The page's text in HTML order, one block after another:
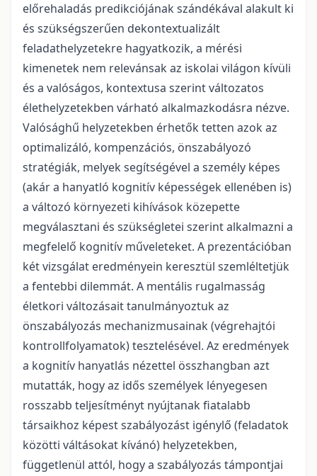
előrehaladás predikciójának szándékával alakult ki
és szükségszerűen dekontextualizált
feladathelyzetekre hagyatkozik, a mérési
kimenetek nem relevánsak az iskolai világon kívüli
és a valóságos, kontextusa szerint változatos
élethelyzetekben várható alkalmazkodásra nézve.
Valósághű helyzetekben érhetők tetten azok az
optimalizáló, kompenzációs, önszabályozó
stratégiák, melyek segítségével a személy képes
(akár a hanyatló kognitív képességek ellenében is)
a változó környezeti kihívások közepette
megválasztani és szükségletei szerint alkalmazni a
megfelelő kognitív műveleteket. A prezentációban
két vizsgálat eredményein keresztül szemléltetjük
a fentebbi dilemmát. A mentális rugalmasság
életkori változásait tanulmányoztuk az
önszabályozás mechanizmusainak (végrehajtói
kontrollfolyamatok) tesztelésével. Az eredmények
a kognitív hanyatlás nézettel összhangban azt
mutatták, hogy az idős személyek lényegesen
rosszabb teljesítményt nyújtanak fiatalabb
társaikhoz képest szabályozást igénylő (feladatok
közötti váltásokat kívánó) helyzetekben,
függetlenül attól, hogy a szabályozás támpontjai